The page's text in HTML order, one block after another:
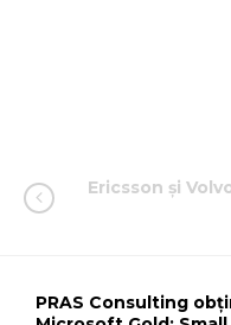
Ericsson și
PRAS Consulting